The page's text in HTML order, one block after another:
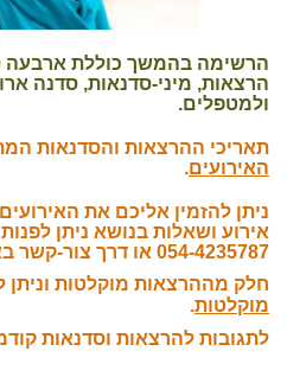
הרשימה בהמשך כוללת ארבעה
הרצאות, מיני-סדנאות, סדנה
ולמטפלים.
תאריכי ההרצאות והסדנאות
האירועים.
ניתן להזמין אליכם את
אירוע ושאלות בנושא ניתן
054-4235787 או דרך צור-קשר באתר.
חלק מההרצאות מוקלטות וניתן
מוקלטות.
לתגובות להרצאות וסדנאות